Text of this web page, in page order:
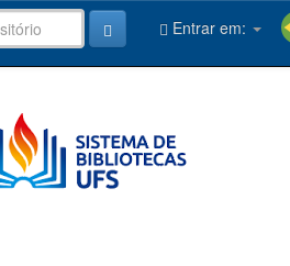
Entrar em: